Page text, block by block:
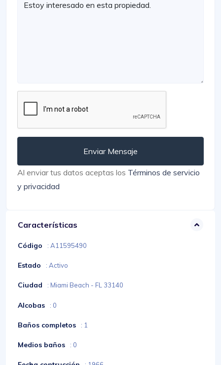
Enviar Mensaje
Al enviar tus datos aceptas los Términos de servicio
y privacidad
Características
Código : A11595490
Estado : Activo
Ciudad : Miami Beach - FL 33140
Alcobas : 0
Baños completos : 1
Medios baños : 0